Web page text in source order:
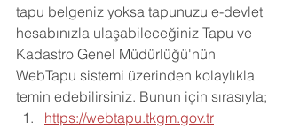
tapu belgeniz yoksa tapunuzu e-devlet
hesabınızla ulaşabileceğiniz Tapu ve
Kadastro Genel Müdürlüğü'nün
WebTapu sistemi üzerinden kolaylıkla
temin edebilirsiniz. Bunun için sırasıyla;
https://webtapu.tkgm.gov.tr